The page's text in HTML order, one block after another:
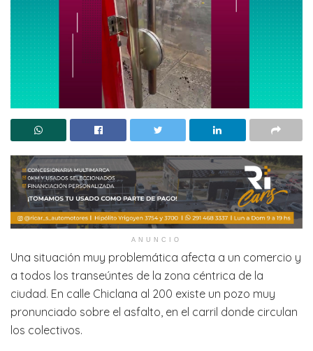
ANUNCIO
Una situación muy problemática afecta a un comercio y
a todos los transeúntes de la zona céntrica de la
ciudad. En calle Chiclana al 200 existe un pozo muy
pronunciado sobre el asfalto, en el carril donde circulan
los colectivos.